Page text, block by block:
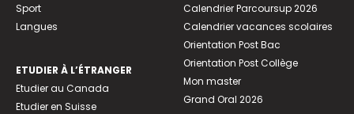
Sport
Langues
ETUDIER À L’ÉTRANGER
Etudier au Canada
Etudier en Suisse
Calendrier Parcoursup 2026
Calendrier vacances scolaires
Orientation Post Bac
Orientation Post Collège
Mon master
Grand Oral 2026